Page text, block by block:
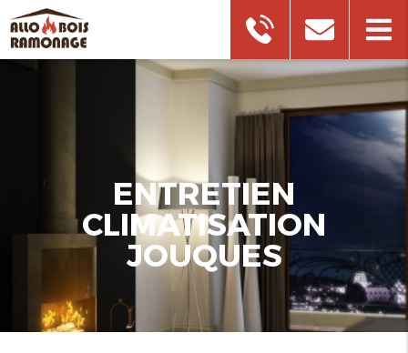
ENTRETIEN
CLIMATISATION
JOUQUES